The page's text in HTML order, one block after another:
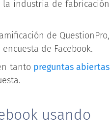
la industria de fabricación
de QuestionPro,
de Facebook.
tanto preguntas abiertas
usando